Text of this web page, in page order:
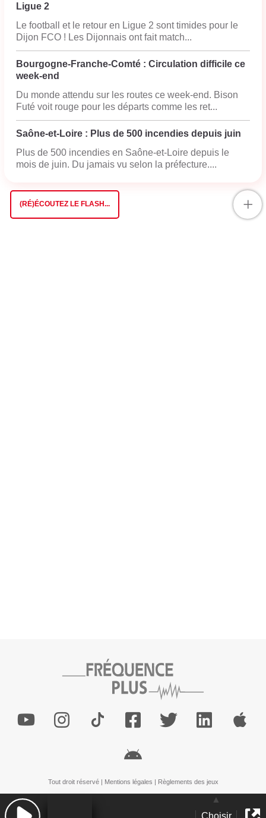
Ligue 2
Le football et le retour en Ligue 2 sont timides pour le
Dijon FCO ! Les Dijonnais ont fait match...
Bourgogne-Franche-Comté : Circulation difficile ce
week-end
Du monde attendu sur les routes ce week-end. Bison
Futé voit rouge pour les départs comme les ret...
Saône-et-Loire : Plus de 500 incendies depuis juin
Plus de 500 incendies en Saône-et-Loire depuis le
mois de juin. Du jamais vu selon la préfecture....
(RÉ)ÉCOUTEZ LE FLASH... +
Choisir
Tout droit réservé | Mentions légales | Règlements des jeux